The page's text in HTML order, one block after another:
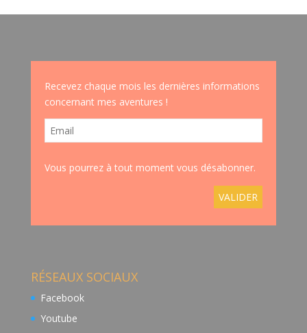
Recevez chaque mois les dernières informations
concernant mes aventures !
Vous pourrez à tout moment vous désabonner.
RÉSEAUX SOCIAUX
Facebook
Youtube